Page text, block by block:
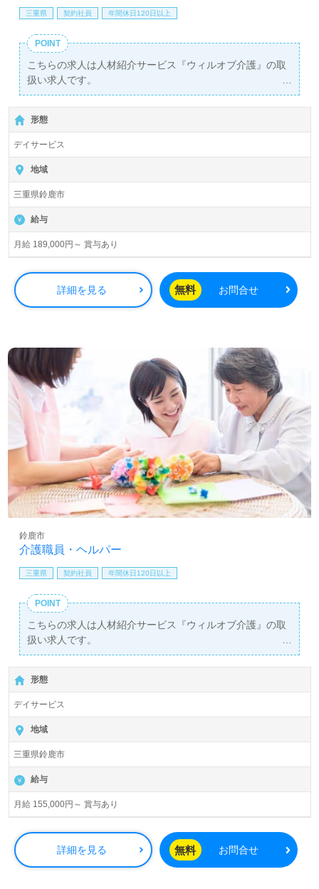
三重県 契約社員 年間休日120日以上
POINT
こちらの求人は人材紹介サービス『ウィルオブ介護』の取
扱い求人です。
詳細に関してお気軽にご相談ください♪
【無料】で皆さんの転職活動をサポートいたします。
形態
デイサービス
地域
三重県鈴鹿市
給与
月給 189,000円～ 賞与あり
詳細を見る 無料 お問合せ
介護職員・ヘルパー
鈴鹿市
三重県 契約社員 年間休日120日以上
POINT
こちらの求人は人材紹介サービス『ウィルオブ介護』の取
扱い求人です。
詳細に関してお気軽にご相談ください♪
【無料】で皆さんの転職活動をサポートいたします。
形態
デイサービス
地域
三重県鈴鹿市
給与
月給 155,000円～ 賞与あり
詳細を見る 無料 お問合せ